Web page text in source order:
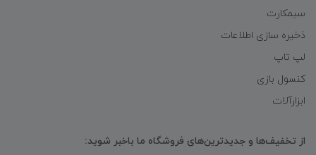
سیمکارت
ذخیره سازی اطلاعات
لپ تاپ
کنسول بازی
ابزارآلات
از تخفیف‌ها و جدیدترین‌های فروشگاه ما باخبر شوید: